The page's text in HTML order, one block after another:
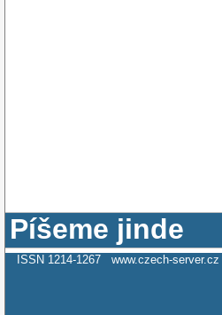
Píšeme jinde
ISSN 1214-1267 www.czech-server.cz